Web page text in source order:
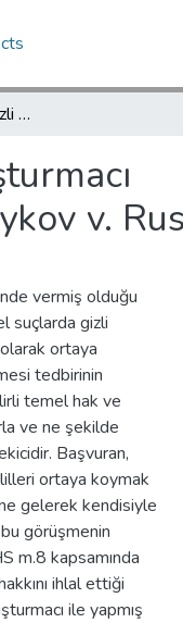
Ceza Muhakemesinde Gizli Soruşturmacı Görevlendirilmesine İlişkin Bir AİHM Kararı Bykov v. Rusya
v.
vermiş olduğu
suçlarda gizli
ortaya
tedbirinin
temel hak ve
ve ne şekilde
Başvuran,
ortaya koymak
gelerek kendisiyle
görüşmenin
m.8 kapsamında
ihlal ettiği
ile yapmış